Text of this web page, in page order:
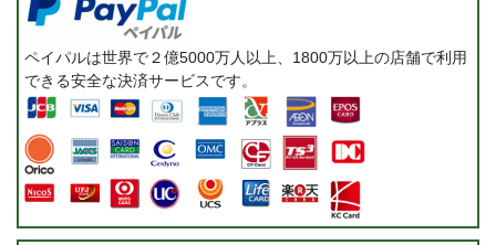
ペイパルは世界で２億5000万人以上、1800万以上の店舗で利用
できる安全な決済サービスです。